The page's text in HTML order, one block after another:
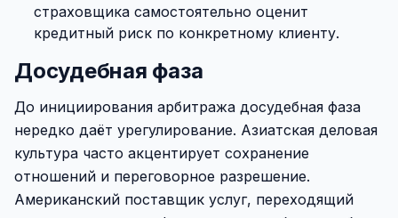
страховщика самостоятельно оценит
кредитный риск по конкретному клиенту.
Досудебная фаза
До инициирования арбитража досудебная фаза
нередко даёт урегулирование. Азиатская деловая
культура часто акцентирует сохранение
отношений и переговорное разрешение.
Американский поставщик услуг, переходящий